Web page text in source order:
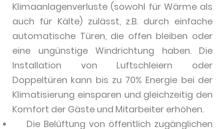
Klimaanlagenverluste (sowohl für Wärme als
auch für Kälte) zulässt, z.B. durch einfache
automatische Türen, die offen bleiben oder
eine ungünstige Windrichtung haben. Die
Installation von Luftschleiern oder
Doppeltüren kann bis zu 70% Energie bei der
Klimatisierung einsparen und gleichzeitig den
Komfort der Gäste und Mitarbeiter erhöhen.
Die Belüftung von öffentlich zugänglichen